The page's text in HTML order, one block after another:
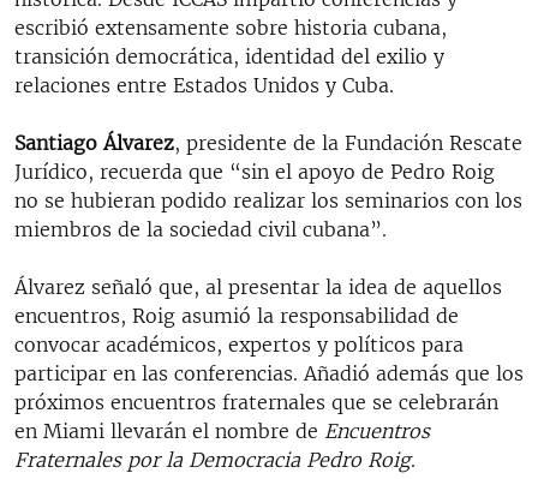
escribió extensamente sobre historia cubana,
transición democrática, identidad del exilio y
relaciones entre Estados Unidos y Cuba.
Santiago Álvarez, presidente de la Fundación Rescate
Jurídico, recuerda que “sin el apoyo de Pedro Roig
no se hubieran podido realizar los seminarios con los
miembros de la sociedad civil cubana”.
Álvarez señaló que, al presentar la idea de aquellos
encuentros, Roig asumió la responsabilidad de
convocar académicos, expertos y políticos para
participar en las conferencias. Añadió además que los
próximos encuentros fraternales que se celebrarán
en Miami llevarán el nombre de Encuentros
Fraternales por la Democracia Pedro Roig.